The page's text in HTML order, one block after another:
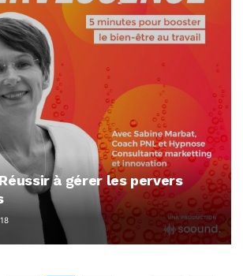
à gérer les pervers
18